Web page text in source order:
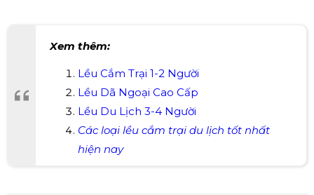
Xem thêm:
Lều Cắm Trại 1-2 Người
Lều Dã Ngoại Cao Cấp
Lều Du Lịch 3-4 Người
Các loại lều cắm trại du lịch tốt nhất